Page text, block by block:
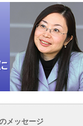
メッセージ